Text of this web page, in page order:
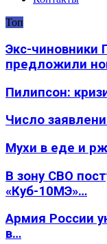
Топ
Экс-
предложили
Пилипсон:
Число
Мухи в еде и
В зону СВО
«Куб-10МЭ»…
Армия России
в…